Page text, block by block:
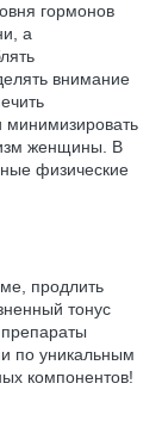
гормонов
а
внимание
минимизировать
женщины. В
физические
продлить
тонус
по уникальным
компонентов!